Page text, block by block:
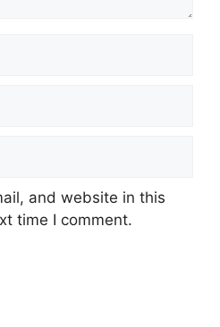
and website in this
time I comment.